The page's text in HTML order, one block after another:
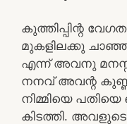
കുത്തിപ്പിന്റ
മുകളിലക്കു
എന്ന് അവനു
നനവ് അവന്റ
നിമ്മിയെ
കിടത്തി.